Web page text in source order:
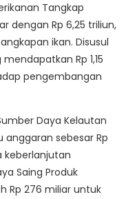
Tangkap
dengan Rp 6,25 triliun,
ikan. Disusul
Rp 1,15
pengembangan
Daya Kelautan
sebesar Rp
keberlanjutan
Saing Produk
Rp 276 miliar untuk